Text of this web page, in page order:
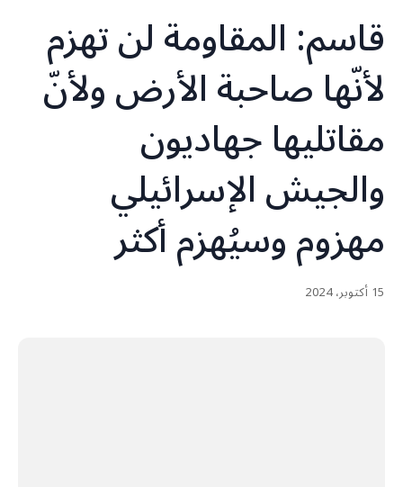
قاسم: المقاومة لن تهزم
لأنّها صاحبة الأرض ولأنّ
مقاتليها جهاديون
والجيش الإسرائيلي
مهزوم وسيُهزم أكثر
15 أكتوبر، 2024